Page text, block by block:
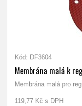
Kód: DF3604
Membrána malá k
Membrána malá pro
119,77 Kč s DPH